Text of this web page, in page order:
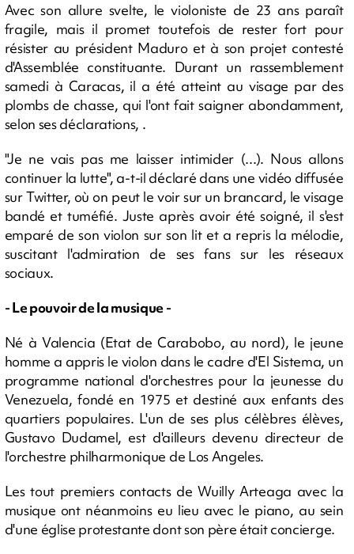
Avec son allure svelte, le violoniste de 23 ans paraît
fragile, mais il promet toutefois de rester fort pour
résister au président Maduro et à son projet contesté
d'Assemblée constituante. Durant un rassemblement
samedi à Caracas, il a été atteint au visage par des
plombs de chasse, qui l'ont fait saigner abondamment,
selon ses déclarations, .
"Je ne vais pas me laisser intimider (...). Nous allons
continuer la lutte", a-t-il déclaré dans une vidéo diffusée
sur Twitter, où on peut le voir sur un brancard, le visage
bandé et tuméfié. Juste après avoir été soigné, il s'est
emparé de son violon sur son lit et a repris la mélodie,
suscitant l'admiration de ses fans sur les réseaux
sociaux.
- Le pouvoir de la musique -
Né à Valencia (Etat de Carabobo, au nord), le jeune
homme a appris le violon dans le cadre d'El Sistema, un
programme national d'orchestres pour la jeunesse du
Venezuela, fondé en 1975 et destiné aux enfants des
quartiers populaires. L'un de ses plus célèbres élèves,
Gustavo Dudamel, est d'ailleurs devenu directeur de
l'orchestre philharmonique de Los Angeles.
Les tout premiers contacts de Wuilly Arteaga avec la
musique ont néanmoins eu lieu avec le piano, au sein
d'une église protestante dont son père était concierge.